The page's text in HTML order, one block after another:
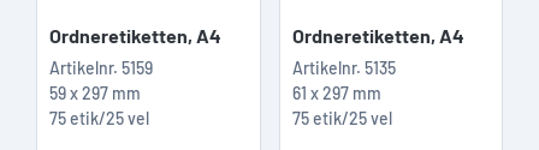
Ordneretiketten, A4
Artikelnr. 5159
59 x 297 mm
75 etik/25 vel
Ordneretiketten, A4
Artikelnr. 5135
61 x 297 mm
75 etik/25 vel